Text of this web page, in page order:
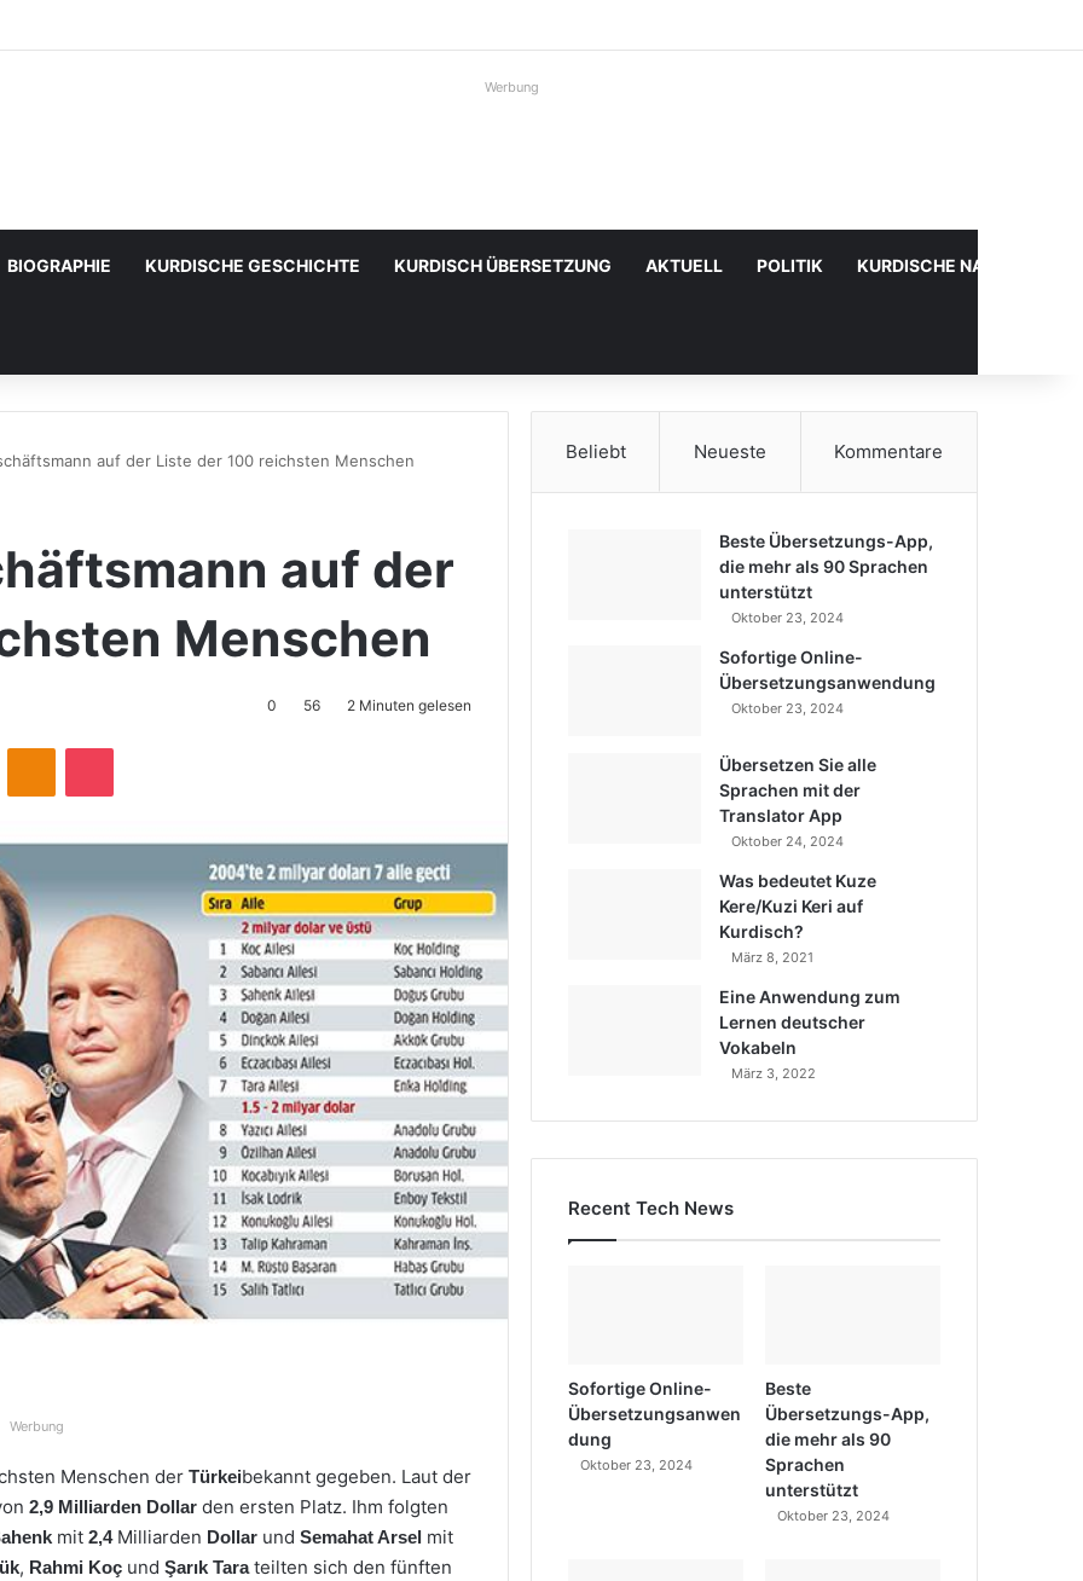
Werbung
BIOGRAPHIE KURDISCHE GESCHICHTE KURDISCH ÜBERSETZUNG AKTUELL POLITIK KURDISCHE
auf der Liste der 100 reichsten Menschen
auf der
Menschen
0 56 2 Minuten gelesen
Werbung
Menschen der Türkeibekannt gegeben. Laut der
2,9 Milliarden Dollar den ersten Platz. Ihm folgten
mit 2,4Milliarden Dollar und Semahat Arsel mit
, Rahmi Koç und Şarık Tarateilten sich den fünften
Beliebt Neueste Kommentare
Beste Übersetzungs-App,
die mehr als 90 Sprachen
unterstützt
Oktober 23, 2024
Sofortige Online-
Übersetzungsanwendung
Oktober 23, 2024
Übersetzen Sie alle
Sprachen mit der
Translator App
Oktober 24, 2024
Was bedeutet Kuze
Kere/Kuzi Keri auf
Kurdisch?
März 8, 2021
Eine Anwendung zum
Lernen deutscher
Vokabeln
März 3, 2022
Recent Tech News
Sofortige Online-
Übersetzungsanwen
dung
Oktober 23, 2024
Beste
Übersetzungs-App,
die mehr als 90
Sprachen
unterstützt
Oktober 23, 2024